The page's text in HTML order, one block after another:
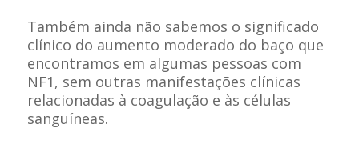
Também ainda não sabemos o significado
clínico do aumento moderado do baço que
encontramos em algumas pessoas com
NF1, sem outras manifestações clínicas
relacionadas à coagulação e às células
sanguíneas.